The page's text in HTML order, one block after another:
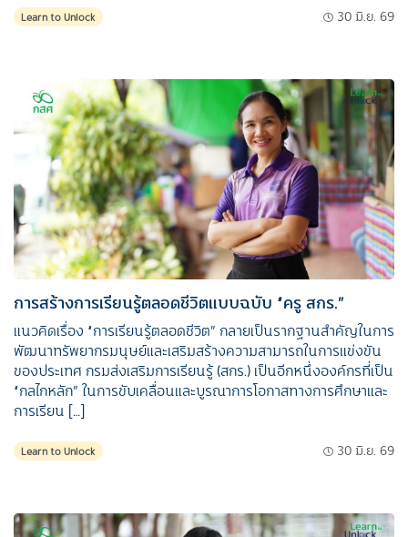
Learn to Unlock 30 มิ.ย. 69
การสร้างการเรียนรู้ตลอดชีวิตแบบฉบับ “ครู สกร.”
แนวคิดเรื่อง “การเรียนรู้ตลอดชีวิต” กลายเป็นรากฐานสำคัญในการ
พัฒนาทรัพยากรมนุษย์และเสริมสร้างความสามารถในการแข่งขัน
ของประเทศ กรมส่งเสริมการเรียนรู้ (สกร.) เป็นอีกหนึ่งองค์กรที่เป็น
“กลไกหลัก”​ ในการขับเคลื่อนและบูรณาการโอกาสทางการศึกษาและ
การเรียน […]
Learn to Unlock 30 มิ.ย. 69